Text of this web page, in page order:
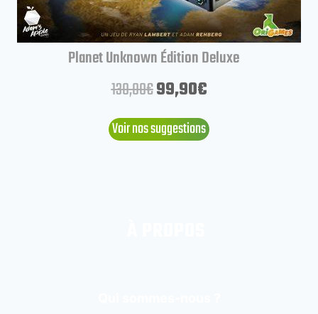
Planet Unknown Édition Deluxe
130,00€99,90€
Voir nos suggestions